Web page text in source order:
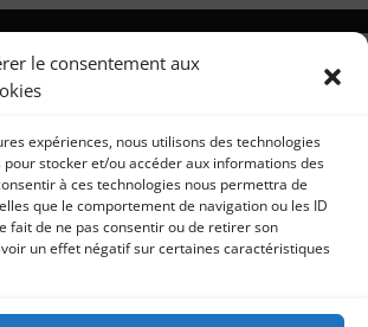
le consentement aux
expériences, nous utilisons des technologies
pour stocker et/ou accéder aux informations des
à ces technologies nous permettra de
que le comportement de navigation ou les ID
fait de ne pas consentir ou de retirer son
un effet négatif sur certaines caractéristiques